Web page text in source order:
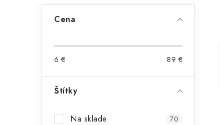
B
p
Cena
6 € 89 €
Štítky
Na sklade 70